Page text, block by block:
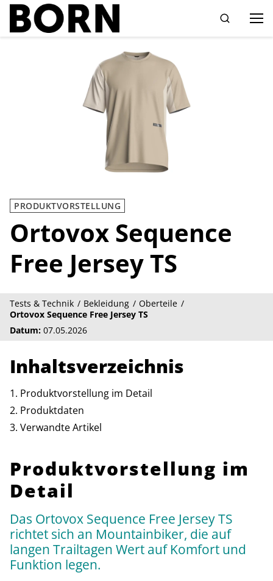
PRODUKTVORSTELLUNG
Ortovox Sequence
Free Jersey TS
Tests & Technik Bekleidung
Oberteile
Ortovox Sequence Free Jersey TS
Datum: 07.05.2026
Inhaltsverzeichnis
Produktvorstellung im Detail
Produktdaten
Verwandte Artikel
Produktvorstellung im
Detail
Das Ortovox Sequence Free Jersey TS
richtet sich an Mountainbiker, die auf
langen Trailtagen Wert auf Komfort und
Funktion legen.
Drücken Sie die Eingabetaste zum Suchen